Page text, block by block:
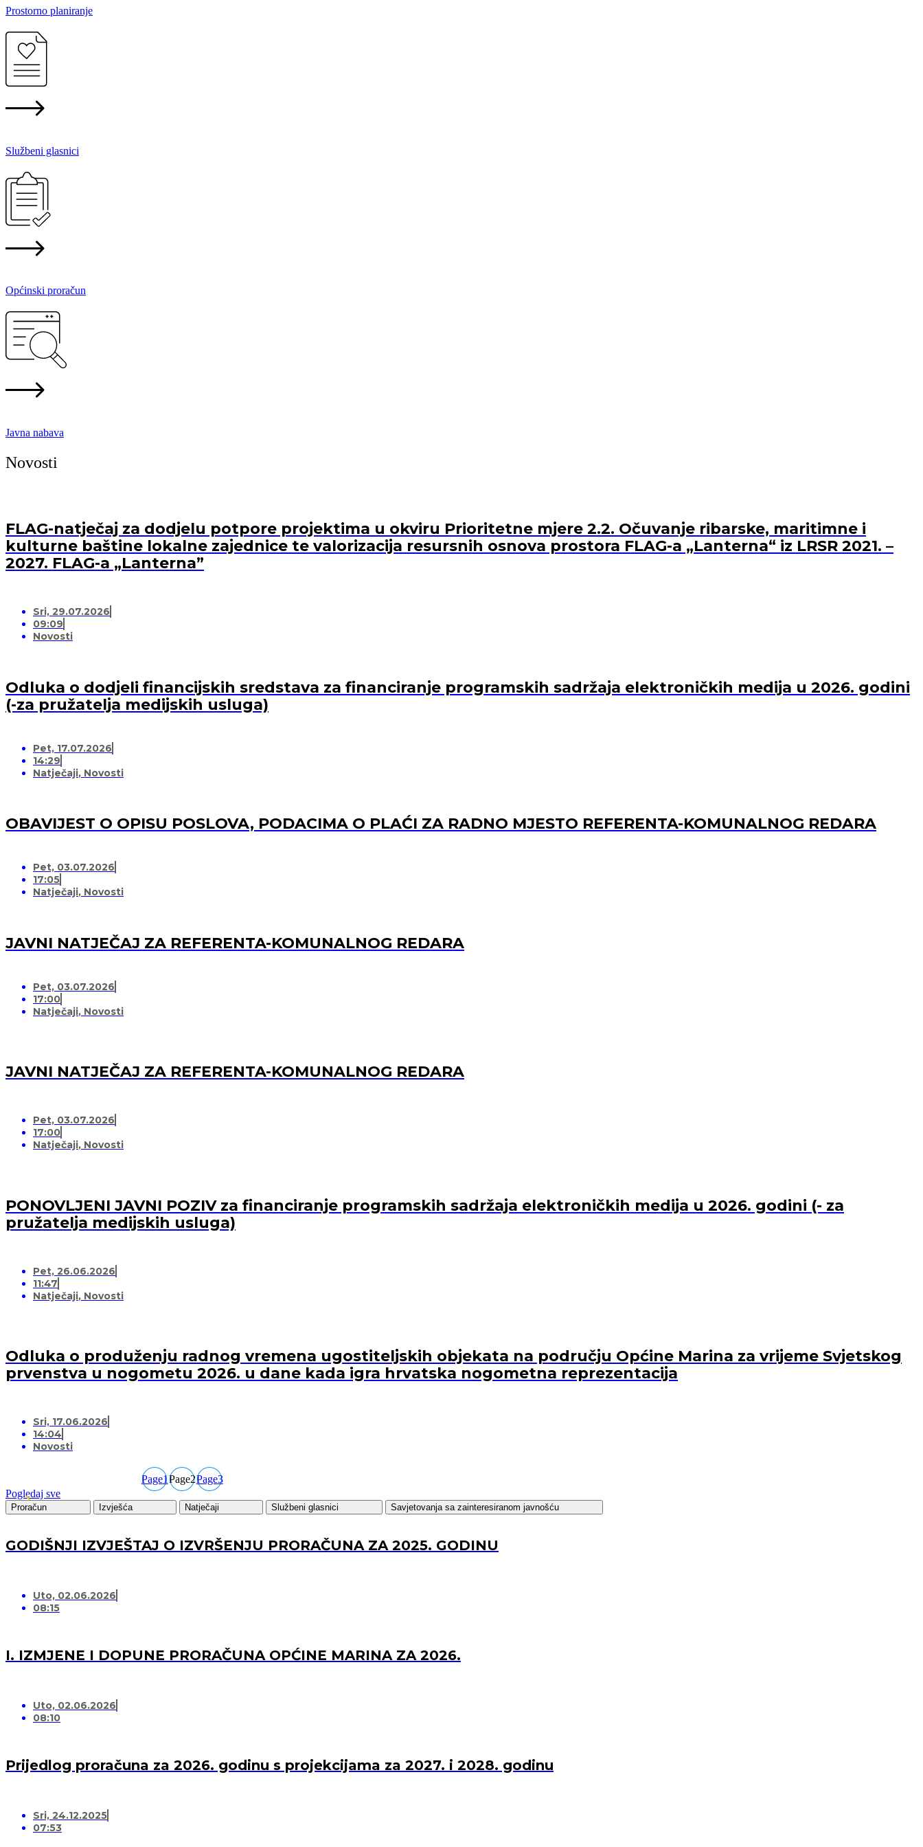
Prostorno planiranje
Službeni glasnici
Općinski proračun
Javna nabava
Novosti
FLAG-natječaj za dodjelu potpore projektima u okviru Prioritetne mjere 2.2. Očuvanje ribarske, maritimne i
kulturne baštine lokalne zajednice te valorizacija resursnih osnova prostora FLAG-a „Lanterna“ iz LRSR 2021. –
2027. FLAG-a „Lanterna”
Sri, 29.07.2026
09:09
Novosti
Odluka o dodjeli financijskih sredstava za financiranje programskih sadržaja elektroničkih medija u 2026. godini
(-za pružatelja medijskih usluga)
Pet, 17.07.2026
14:29
Natječaji, Novosti
OBAVIJEST O OPISU POSLOVA, PODACIMA O PLAĆI ZA RADNO MJESTO REFERENTA-KOMUNALNOG REDARA
Pet, 03.07.2026
17:05
Natječaji, Novosti
JAVNI NATJEČAJ ZA REFERENTA-KOMUNALNOG REDARA
Pet, 03.07.2026
17:00
Natječaji, Novosti
JAVNI NATJEČAJ ZA REFERENTA-KOMUNALNOG REDARA
Pet, 03.07.2026
17:00
Natječaji, Novosti
PONOVLJENI JAVNI POZIV za financiranje programskih sadržaja elektroničkih medija u 2026. godini (- za
pružatelja medijskih usluga)
Pet, 26.06.2026
11:47
Natječaji, Novosti
Odluka o produženju radnog vremena ugostiteljskih objekata na području Općine Marina za vrijeme Svjetskog
prvenstva u nogometu 2026. u dane kada igra hrvatska nogometna reprezentacija
Sri, 17.06.2026
14:04
Novosti
Page1Page2Page3
Pogledaj sve
Proračun Izvješća Natječaji Službeni glasnici Savjetovanja sa zainteresiranom javnošću
GODIŠNJI IZVJEŠTAJ O IZVRŠENJU PRORAČUNA ZA 2025. GODINU
Uto, 02.06.2026
08:15
I. IZMJENE I DOPUNE PRORAČUNA OPĆINE MARINA ZA 2026.
Uto, 02.06.2026
08:10
Prijedlog proračuna za 2026. godinu s projekcijama za 2027. i 2028. godinu
Sri, 24.12.2025
07:53